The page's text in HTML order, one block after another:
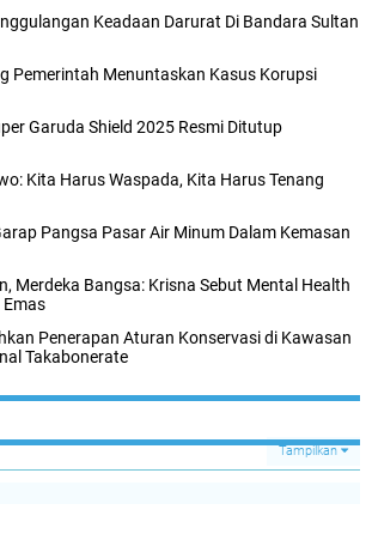
Keadaan Darurat Di Bandara Sultan
Pemerintah Menuntaskan Kasus Korupsi
Garuda Shield 2025 Resmi Ditutup
Kita Harus Waspada, Kita Harus Tenang
Pangsa Pasar Air Minum Dalam Kemasan
Merdeka Bangsa: Krisna Sebut Mental Health
Penerapan Aturan Konservasi di Kawasan
Takabonerate
Tampilkan